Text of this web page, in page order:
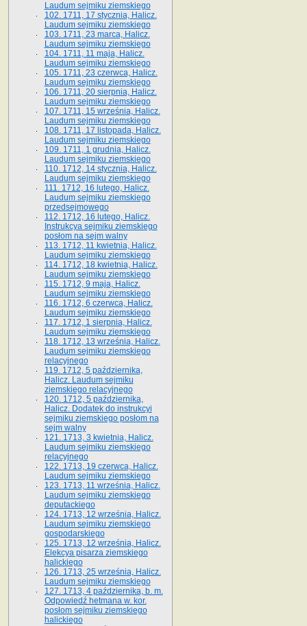
Laudum sejmiku ziemskiego
102. 1711, 17 stycznia, Halicz.
Laudum sejmiku ziemskiego
103. 1711, 23 marca, Halicz.
Laudum sejmiku ziemskiego
104. 1711, 11 maja, Halicz.
Laudum sejmiku ziemskiego
105. 1711, 23 czerwca, Halicz.
Laudum sejmiku ziemskiego
106. 1711, 20 sierpnia, Halicz.
Laudum sejmiku ziemskiego
107. 1711, 15 września, Halicz.
Laudum sejmiku ziemskiego
108. 1711, 17 listopada, Halicz.
Laudum sejmiku ziemskiego
109. 1711, 1 grudnia, Halicz.
Laudum sejmiku ziemskiego
110. 1712, 14 stycznia, Halicz.
Laudum sejmiku ziemskiego
111. 1712, 16 lutego, Halicz.
Laudum sejmiku ziemskiego
przedsejmowego
112. 1712, 16 lutego, Halicz.
Instrukcya sejmiku ziemskiego
posłom na sejm walny
113. 1712, 11 kwietnia, Halicz.
Laudum sejmiku ziemskiego
114. 1712, 18 kwietnia, Halicz.
Laudum sejmiku ziemskiego
115. 1712, 9 maja, Halicz.
Laudum sejmiku ziemskiego
116. 1712, 6 czerwca, Halicz.
Laudum sejmiku ziemskiego
117. 1712, 1 sierpnia, Halicz.
Laudum sejmiku ziemskiego
118. 1712, 13 września, Halicz.
Laudum sejmiku ziemskiego
relacyjnego
119. 1712, 5 października,
Halicz. Laudum sejmiku
ziemskiego relacyjnego
120. 1712, 5 października,
Halicz. Dodatek do instrukcyi
sejmiku ziemskiego posłom na
sejm walny
121. 1713, 3 kwietnia, Halicz.
Laudum sejmiku ziemskiego
relacyjnego
122. 1713, 19 czerwca, Halicz.
Laudum sejmiku ziemskiego
123. 1713, 11 września, Halicz.
Laudum sejmiku ziemskiego
deputackiego
124. 1713, 12 września, Halicz.
Laudum sejmiku ziemskiego
gospodarskiego
125. 1713, 12 września, Halicz.
Elekcya pisarza ziemskiego
halickiego
126. 1713, 25 września, Halicz.
Laudum sejmiku ziemskiego
127. 1713, 4 października, b. m.
Odpowiedź hetmana w. kor.
posłom sejmiku ziemskiego
halickiego